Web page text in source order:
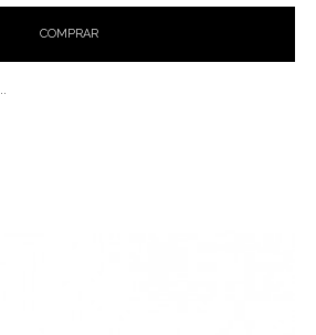
COMPRAR